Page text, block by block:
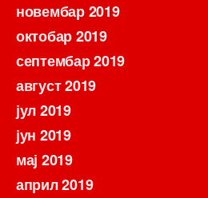
новембар 2019
октобар 2019
септембар 2019
август 2019
јул 2019
јун 2019
мај 2019
април 2019